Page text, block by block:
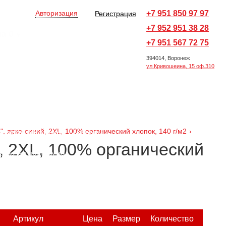
+7 951 850 97 97
+7 952 951 38 28
+7 951 567 72 75
394014, Воронеж
ул.Кривошеина, 15 оф.310
Авторизация Регистрация
подарки Награды
программа
ярко-синий, 2XL, 100% органический хлопок, 140 г/м2 ›
100% органический
Артикул Цена Размер Количество